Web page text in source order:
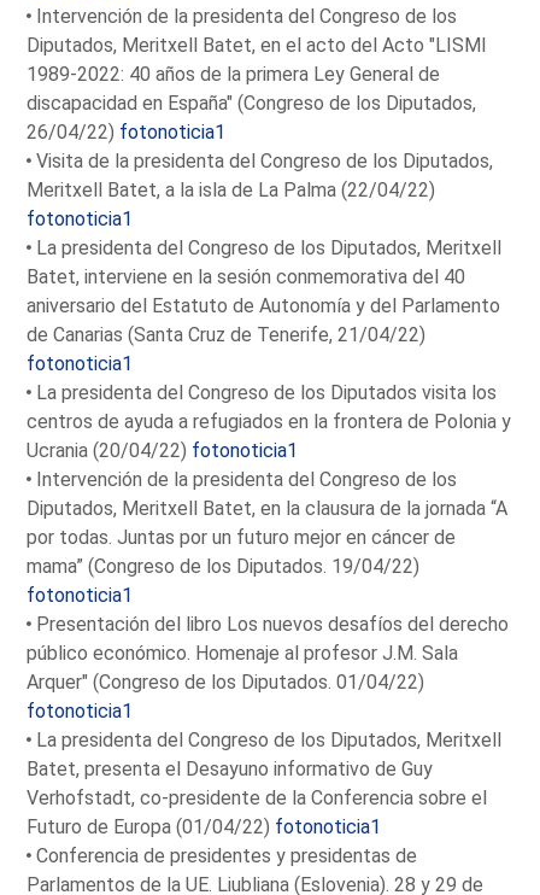
Intervención de la presidenta del Congreso de los
Diputados, Meritxell Batet, en el acto del Acto "LISMI
1989-2022: 40 años de la primera Ley General de
discapacidad en España" (Congreso de los Diputados,
26/04/22) fotonoticia1
Visita de la presidenta del Congreso de los Diputados,
Meritxell Batet, a la isla de La Palma (22/04/22)
fotonoticia1
La presidenta del Congreso de los Diputados, Meritxell
Batet, interviene en la sesión conmemorativa del 40
aniversario del Estatuto de Autonomía y del Parlamento
de Canarias (Santa Cruz de Tenerife, 21/04/22)
fotonoticia1
La presidenta del Congreso de los Diputados visita los
centros de ayuda a refugiados en la frontera de Polonia y
Ucrania (20/04/22) fotonoticia1
Intervención de la presidenta del Congreso de los
Diputados, Meritxell Batet, en la clausura de la jornada “A
por todas. Juntas por un futuro mejor en cáncer de
mama” (Congreso de los Diputados. 19/04/22)
fotonoticia1
Presentación del libro Los nuevos desafíos del derecho
público económico. Homenaje al profesor J.M. Sala
Arquer" (Congreso de los Diputados. 01/04/22)
fotonoticia1
La presidenta del Congreso de los Diputados, Meritxell
Batet, presenta el Desayuno informativo de Guy
Verhofstadt, co-presidente de la Conferencia sobre el
Futuro de Europa (01/04/22) fotonoticia1
Conferencia de presidentes y presidentas de
Parlamentos de la UE. Liubliana (Eslovenia). 28 y 29 de